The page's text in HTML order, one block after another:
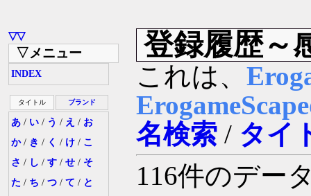
▽▽
▽メニュー
INDEX
タイトル ブランド
あ / い / う / え / お
か/ き / く / け / こ
さ / し / す / せ / そ
た / ち / つ / て / と
登録履歴～
これは、
名検索 / タイ
116件のデー